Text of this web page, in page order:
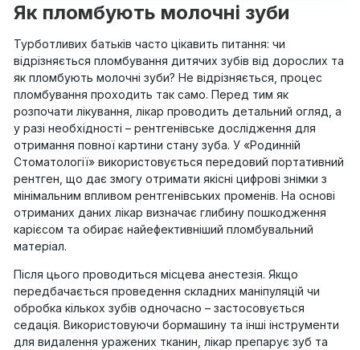
Як пломбують молочні зуби
Турботливих батьків часто цікавить питання: чи
відрізняється пломбування дитячих зубів від дорослих та
як пломбують молочні зуби? Не відрізняється, процес
пломбування проходить так само. Перед тим як
розпочати лікування, лікар проводить детальний огляд, а
у разі необхідності – рентгенівське дослідження для
отримання повної картини стану зуба. У «Родинній
Стоматології» використовується передовий портативний
рентген, що дає змогу отримати якісні цифрові знімки з
мінімальним впливом рентгенівських променів. На основі
отриманих даних лікар визначає глибину пошкодження
карієсом та обирає найефективніший пломбувальний
матеріал.
Після цього проводиться місцева анестезія. Якщо
передбачається проведення складних маніпуляцій чи
обробка кількох зубів одночасно – застосовується
седація. Використовуючи бормашину та інші інструменти
для видалення уражених тканин, лікар препарує зуб та